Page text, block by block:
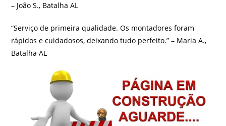
– João S., Batalha AL
“Serviço de primeira qualidade. Os montadores foram
rápidos e cuidadosos, deixando tudo perfeito.” – Maria A.,
Batalha AL